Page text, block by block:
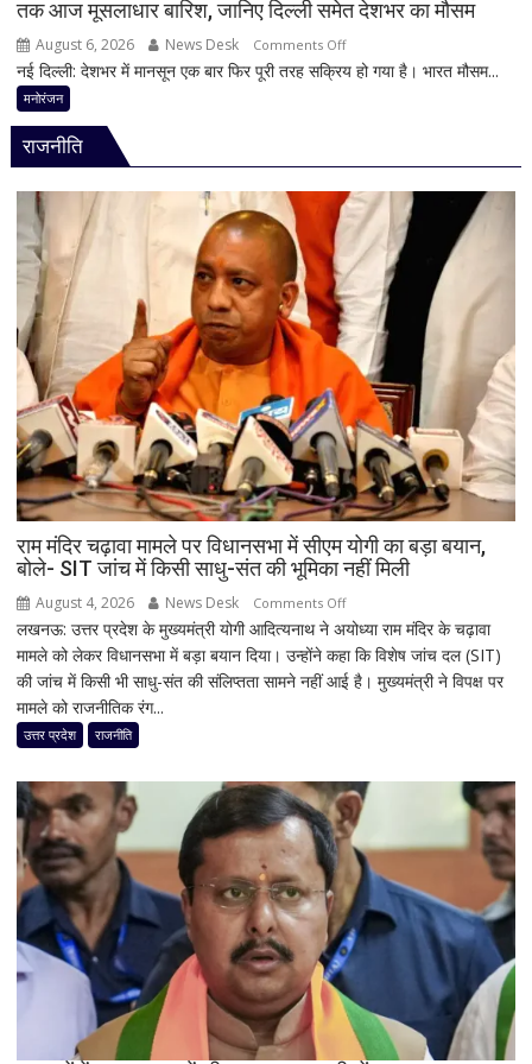
के
पुलिस
तक आज मूसलाधार बारिश, जानिए दिल्ली समेत देशभर का मौसम
August 6, 2026 News Desk Comments Offon
IMD
झारखंड
से
लेकर
महाराष्ट्र
और
पूर्वोत्तर
तक
आज
मूसलाधार
बारिश,
जानिए
दिल्ली
समेत
देशभर
का
नई दिल्ली: देशभर में मानसून एक बार फिर पूरी तरह सक्रिय हो गया है। भारत मौसम...
मनोरंजन
राजनीति
राम मंदिर चढ़ावा मामले पर विधानसभा में सीएम योगी का बड़ा बयान,
बोले- SIT जांच में किसी साधु-संत की भूमिका नहीं मिली
August 4, 2026 News Desk Comments Offon
राम
मंदिर
चढ़ावा
में
सीएम
योगी
का
बड़ा
बयान,
बोले-
SIT
जांच
में
किसी
लखनऊ: उत्तर प्रदेश के मुख्यमंत्री योगी आदित्यनाथ ने अयोध्या राम मंदिर के चढ़ावा
मामले को लेकर विधानसभा में बड़ा बयान दिया। उन्होंने कहा कि विशेष जांच दल (SIT)
की जांच में किसी भी साधु-संत की संलिप्तता सामने नहीं आई है। मुख्यमंत्री ने विपक्ष पर
मामले को राजनीतिक रंग...
उत्तर प्रदेश राजनीति